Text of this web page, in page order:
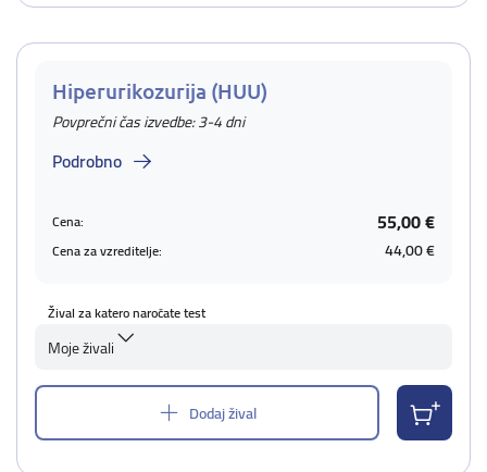
Hiperurikozurija (HUU)
Povprečni čas izvedbe: 3-4 dni
Podrobno
Cena: 55,00 €
Cena za vzreditelje: 44,00 €
Žival za katero naročate test
Moje živali
Dodaj žival